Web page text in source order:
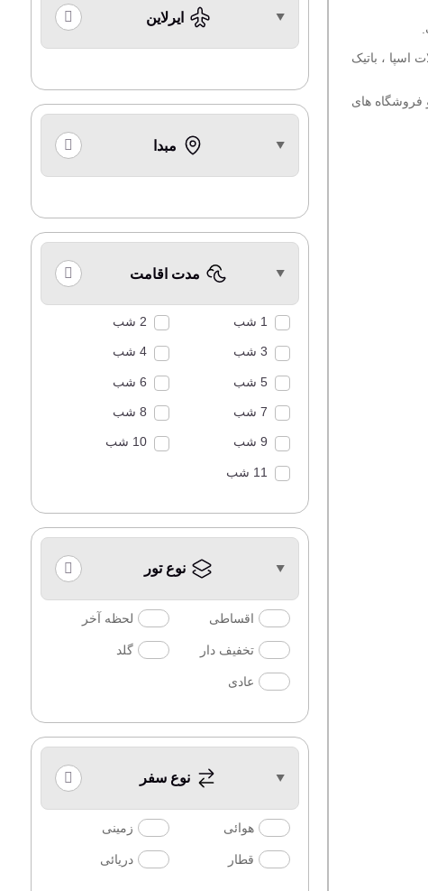
اسپا ، باتیک
فروشگاه های
ایرلاین
مبدا
مدت اقامت
1 شب 2 شب
3 شب 4 شب
5 شب 6 شب
7 شب 8 شب
9 شب 10 شب
11 شب
نوع تور
اقساطی لحظه آخر
تخفیف دار گلد
عادی
نوع سفر
هوائی زمینی
قطار دریائی